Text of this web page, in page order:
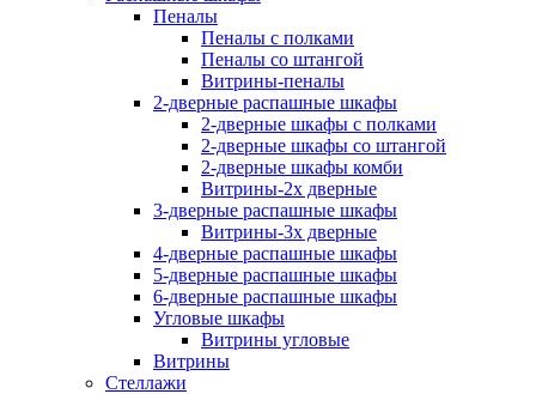
Пеналы
Пеналы с полками
Пеналы со штангой
Витрины-пеналы
2-дверные распашные шкафы
2-дверные шкафы с полками
2-дверные шкафы со штангой
2-дверные шкафы комби
Витрины-2х дверные
3-дверные распашные шкафы
Витрины-3х дверные
4-дверные распашные шкафы
5-дверные распашные шкафы
6-дверные распашные шкафы
Угловые шкафы
Витрины угловые
Витрины
Стеллажи